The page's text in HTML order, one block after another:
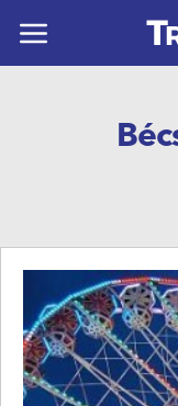
NAPTÁR
KAPCSOLAT
HASZNOS